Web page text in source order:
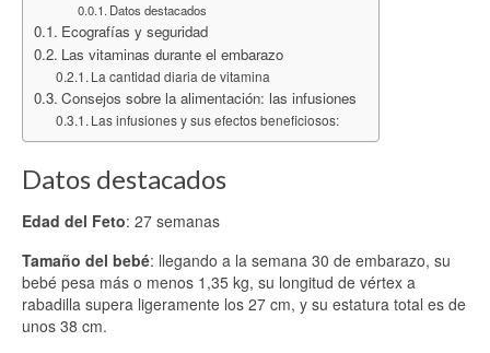
Datos destacados
Ecografías y seguridad
Las vitaminas durante el embarazo
La cantidad diaria de vitamina
Consejos sobre la alimentación: las infusiones
Las infusiones y sus efectos beneficiosos:
Datos destacados
Edad del Feto: 27 semanas
Tamaño del bebé: llegando a la semana 30 de embarazo, su
bebé pesa más o menos 1,35 kg, su longitud de vértex a
rabadilla supera ligeramente los 27 cm, y su estatura total es de
unos 38 cm.